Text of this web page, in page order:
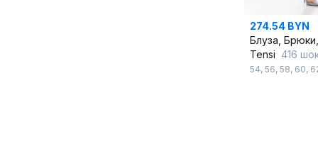
274.54 BYN
Блуза,
Tensi 416
54, 56, 58, 60,